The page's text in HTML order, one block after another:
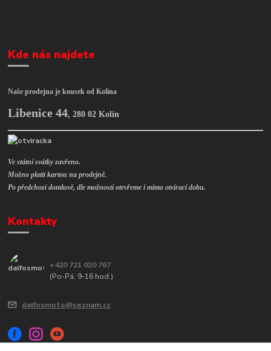
Kde nás najdete
Naše prodejna je kousek od Kolína
Libenice 44,280 02 Kolín
Ve státní svátky zavřeno.
Možno platit kartou na prodejně.
Po předchozí domluvě, dle možností otevřeme i mimo otvírací dobu.
Kontakty
+420 721 020 767
(Po-Pá, 9-16 hod.)
dalfosmoto@seznam.cz